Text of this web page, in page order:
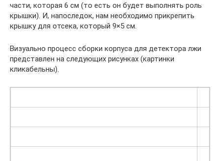
части, которая 6 см (то есть он будет выполнять роль
крышки). И, напоследок, нам необходимо прикрепить
крышку для отсека, который 9×5 см.
Визуально процесс сборки корпуса для детектора лжи
представлен на следующих рисунках (картинки
кликабельны).